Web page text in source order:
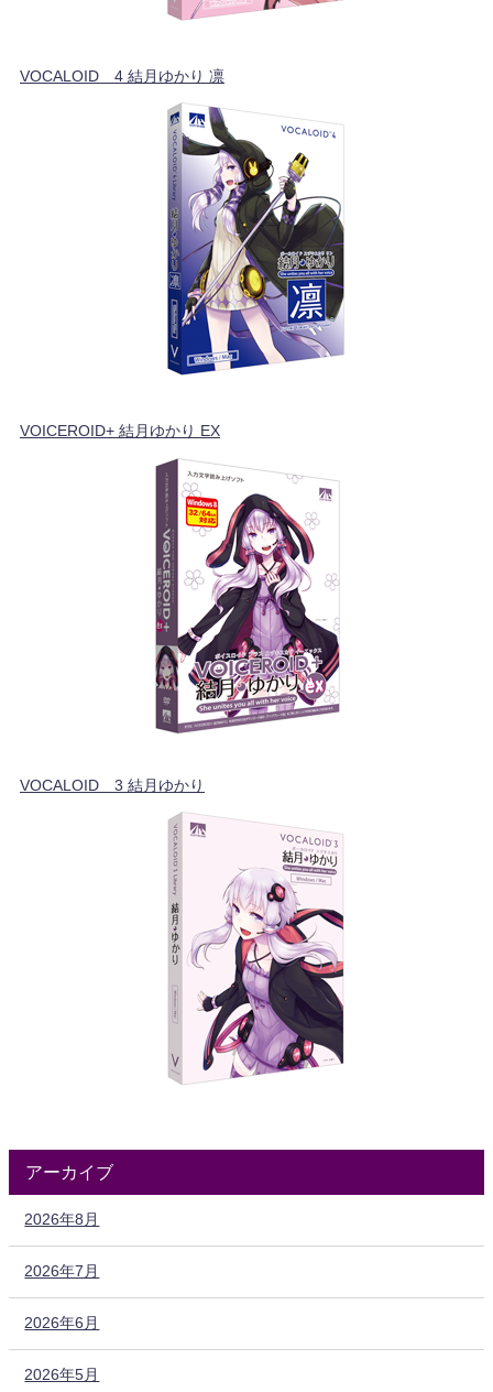
VOCALOID™4 結月ゆかり 凛
VOICEROID+ 結月ゆかり EX
VOCALOID™3 結月ゆかり
アーカイブ
2026年8月
2026年7月
2026年6月
2026年5月